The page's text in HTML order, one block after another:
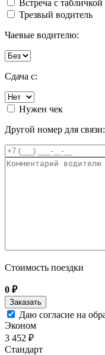
Встреча с табличкой
Трезвый водитель
Чаевые водителю:
Сдача с:
Нужен чек
Другой номер для связи:
Стоимость поездки
0 ₽
Даю согласие на
Эконом
3 452 ₽
Стандарт